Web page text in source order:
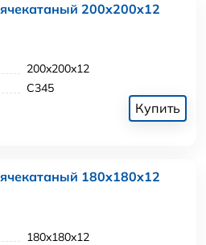
200x200x12
200x200x12
С345
Купить
180x180x12
180x180x12